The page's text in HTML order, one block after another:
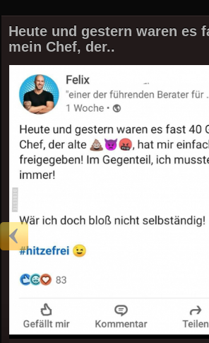
Heute und gestern waren es
mein Chef, der..